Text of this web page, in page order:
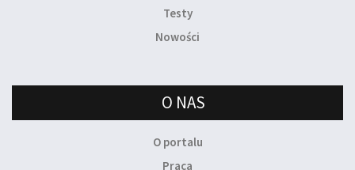
Testy
Nowości
O NAS
O portalu
Praca